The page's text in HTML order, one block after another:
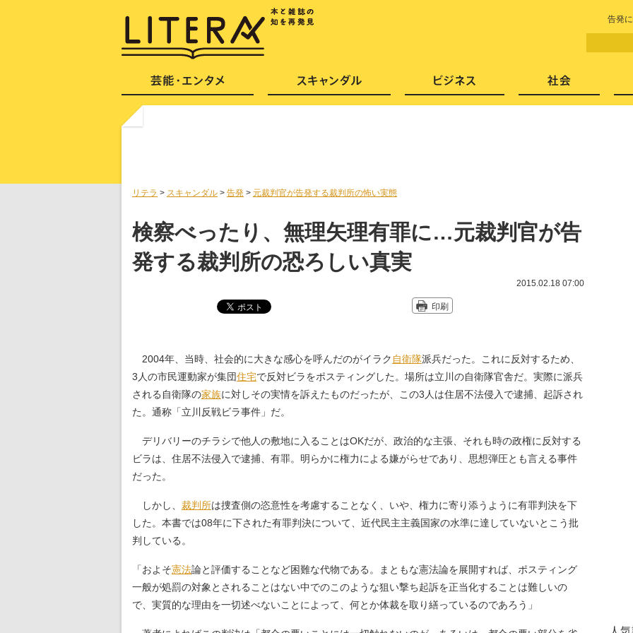
告発
リテラ > スキャンダル > 告発 > 元裁判官が告発する裁判所の怖い実態
検察べったり、無理矢理有罪に…元裁判官が告
発する裁判所の恐ろしい真実
2015.02.18 07:00
印刷
2004年、当時、社会的に大きな感心を呼んだのがイラク 自衛隊派兵だった。これに反対するため、
3人の市民運動家が集団住宅で反対ビラをポスティングした。場所は立川の自衛隊官舎だ。実際に派兵
される自衛隊の家族に対しその実情を訴えたものだったが、この3人は住居不法侵入で逮捕、起訴され
た。通称「立川反戦ビラ事件」だ。
デリバリーのチラシで他人の敷地に入ることはOKだが、政治的な主張、それも時の政権に反対する
ビラは、住居不法侵入で逮捕、有罪。明らかに権力による嫌がらせであり、思想弾圧とも言える事件
だった。
しかし、 裁判所は捜査側の恣意性を考慮することなく、いや、権力に寄り添うように有罪判決を下
した。本書では08年に下された有罪判決について、近代民主主義国家の水準に達していないとこう批
判している。
「およそ憲法論と評価することなど困難な代物である。まともな憲法論を展開すれば、ポスティング
一般が処罰の対象とされることはない中でのこのような狙い撃ち起訴を正当化することは難しいの
で、実質的な理由を一切述べないことによって、何とか体裁を取り繕っているのであろう」
芸能・エンタメ スキャンダル